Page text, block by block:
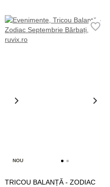
NOU
TRICOU BALANȚĂ - ZODIAC